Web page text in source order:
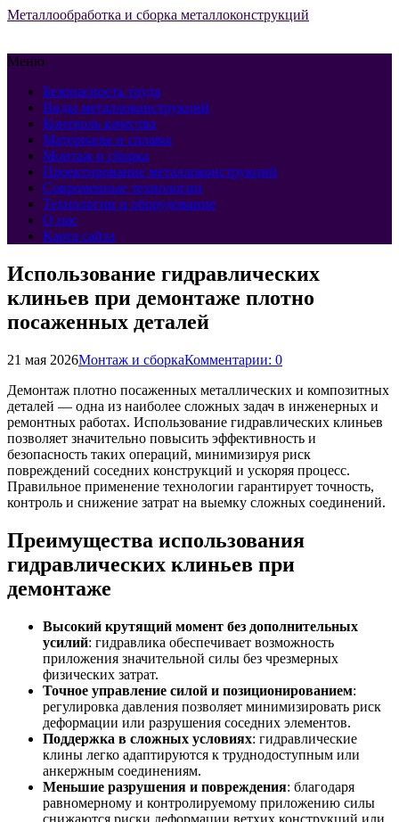
Металлообработка и сборка металлоконструкций
Меню
Безопасность труда
Виды металлоконструкций
Контроль качества
Материалы и сплавы
Монтаж и сборка
Проектирование металлоконструкций
Современные технологии
Технологии и оборудование
О нас
Карта сайта
Использование гидравлических
клиньев при демонтаже плотно
посаженных деталей
21 мая 2026Монтаж и сборкаКомментарии: 0
Демонтаж плотно посаженных металлических и композитных
деталей — одна из наиболее сложных задач в инженерных и
ремонтных работах. Использование гидравлических клиньев
позволяет значительно повысить эффективность и
безопасность таких операций, минимизируя риск
повреждений соседних конструкций и ускоряя процесс.
Правильное применение технологии гарантирует точность,
контроль и снижение затрат на выемку сложных соединений.
Преимущества использования
гидравлических клиньев при
демонтаже
Высокий крутящий момент без дополнительных
усилий: гидравлика обеспечивает возможность
приложения значительной силы без чрезмерных
физических затрат.
Точное управление силой и позиционированием:
регулировка давления позволяет минимизировать риск
деформации или разрушения соседних элементов.
Поддержка в сложных условиях: гидравлические
клины легко адаптируются к труднодоступным или
анкержным соединениям.
Меньшие разрушения и повреждения: благодаря
равномерному и контролируемому приложению силы
снижаются риски деформации ветхих конструкций или